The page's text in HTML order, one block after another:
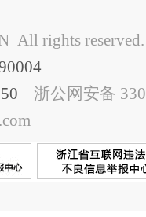
All rights
浙公网安备